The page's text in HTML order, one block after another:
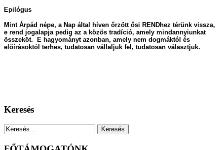
Epilógus
Mint Árpád népe, a Nap által híven őrzött ősi RENDhez térünk vissza,
e rend jogalapja pedig az a közös tradíció, amely mindannyiunkat
összeköt. E hagyományt azonban, amely nem dogmáktól és
előírásoktól terhes, tudatosan vállaljuk fel, tudatosan választjuk.
Keresés